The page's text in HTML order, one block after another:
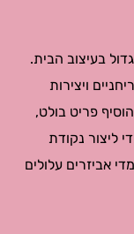
בעיצוב הבית.
ויצירות
פריט בולט,
ליצור נקודת
אביזרים עלולים